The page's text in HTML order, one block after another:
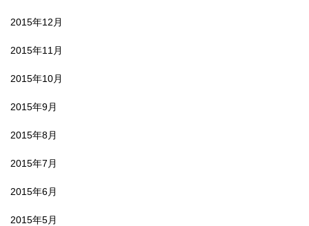
2015年12月
2015年11月
2015年10月
2015年9月
2015年8月
2015年7月
2015年6月
2015年5月